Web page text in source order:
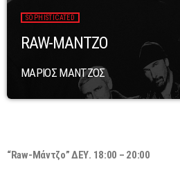
SOPHISTICATED
RAW-MANTZO
ΜΑΡΙΟΣ ΜΑΝΤΖΟΣ
“Raw-Μάντζο” ΔΕΥ. 18:00 – 20:00